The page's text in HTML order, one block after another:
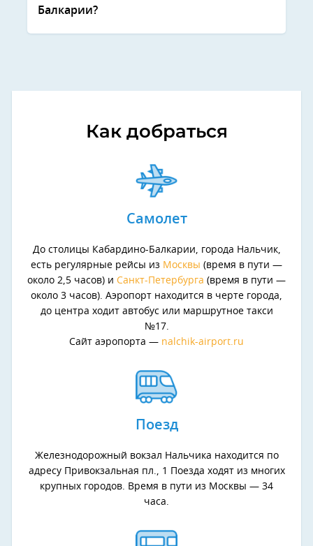
Балкарии?
Как добраться
Самолет
До столицы Кабардино-Балкарии, города Нальчик,
есть регулярные рейсы из Москвы (время в пути —
около 2,5 часов) и Санкт-Петербурга (время в пути —
около 3 часов). Аэропорт находится в черте города,
до центра ходит автобус или маршрутное такси
№17.
Сайт аэропорта — nalchik-airport.ru
Поезд
Железнодорожный вокзал Нальчика находится по
адресу Привокзальная пл., 1 Поезда ходят из многих
крупных городов. Время в пути из Москвы — 34
часа.